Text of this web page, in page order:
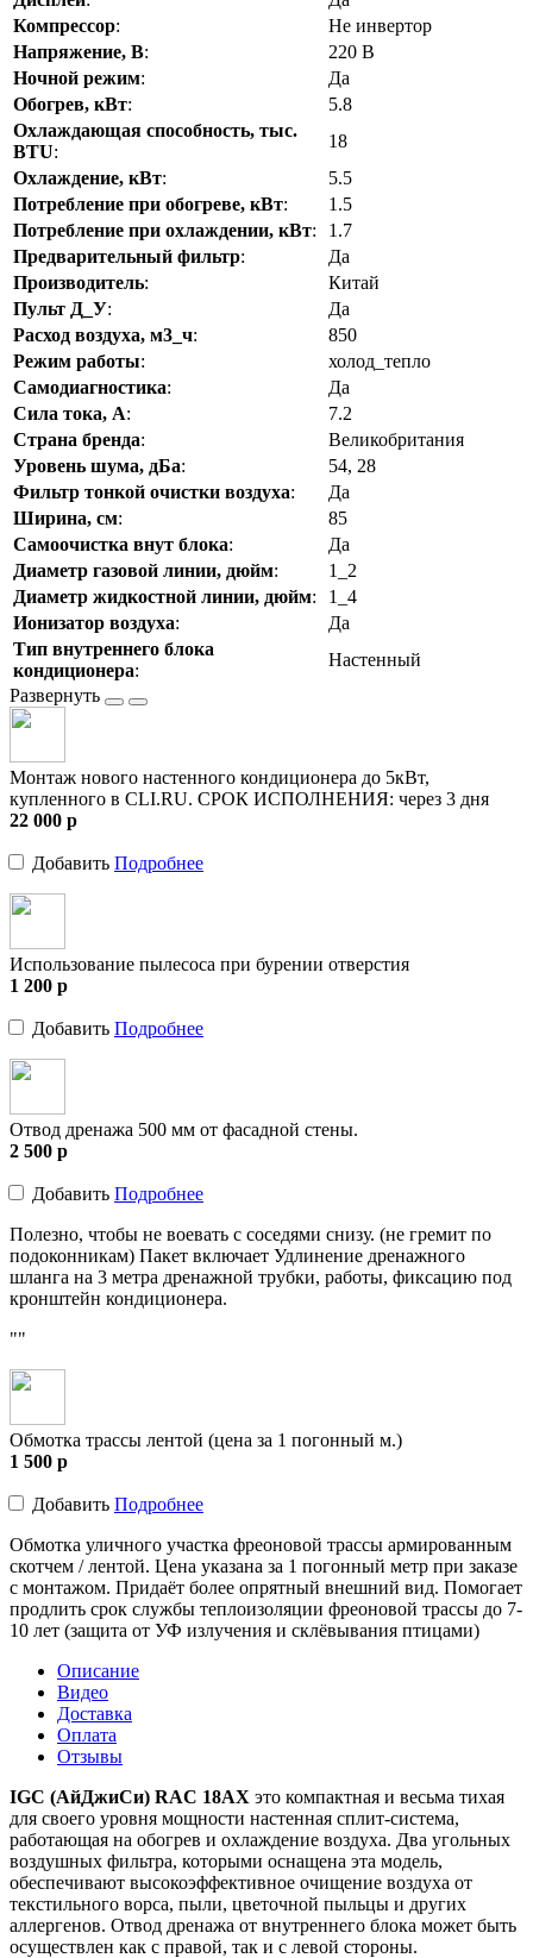
Компрессор:
Не инвертор
Напряжение, В:
220 В
Ночной режим:
Да
Обогрев, кВт:
5.8
Охлаждающая способность, тыс.
BTU:
18
Охлаждение, кВт:
5.5
Потребление при обогреве, кВт:
1.5
Потребление при охлаждении, кВт:
1.7
Предварительный фильтр:
Да
Производитель:
Китай
Пульт Д_У:
Да
Расход воздуха, м3_ч:
850
Режим работы:
холод_тепло
Самодиагностика:
Да
Сила тока, А:
7.2
Страна бренда:
Великобритания
Уровень шума, дБа:
54, 28
Фильтр тонкой очистки воздуха:
Да
Ширина, см:
85
Самоочистка внут блока:
Да
Диаметр газовой линии, дюйм:
1_2
Диаметр жидкостной линии, дюйм:
1_4
Ионизатор воздуха:
Да
Тип внутреннего блока
кондиционера:
Настенный
Монтаж нового настенного кондиционера до 5кВт,
купленного в CLI.RU. СРОК ИСПОЛНЕНИЯ: через 3 дня
22 000 p
Добавить Подробнее
Использование пылесоса при бурении отверстия
1 200 p
Добавить Подробнее
Отвод дренажа 500 мм от фасадной стены.
2 500 p
Добавить Подробнее
Полезно, чтобы не воевать с соседями снизу. (не гремит по
подоконникам) Пакет включает Удлинение дренажного
шланга на 3 метра дренажной трубки, работы, фиксацию под
кронштейн кондиционера.
""
Обмотка трассы лентой (цена за 1 погонный м.)
1 500 p
Добавить Подробнее
Обмотка уличного участка фреоновой трассы армированным
скотчем / лентой. Цена указана за 1 погонный метр при заказе
с монтажом. Придаёт более опрятный внешний вид. Помогает
продлить срок службы теплоизоляции фреоновой трассы до 7-
10 лет (защита от УФ излучения и склёвывания птицами)
Описание
Видео
Доставка
Оплата
Отзывы
IGC (АйДжиСи) RAC 18AX это компактная и весьма тихая
для своего уровня мощности настенная сплит-система,
работающая на обогрев и охлаждение воздуха. Два угольных
воздушных фильтра, которыми оснащена эта модель,
обеспечивают высокоэффективное очищение воздуха от
текстильного ворса, пыли, цветочной пыльцы и других
аллергенов. Отвод дренажа от внутреннего блока может быть
осуществлен как с правой, так и с левой стороны.